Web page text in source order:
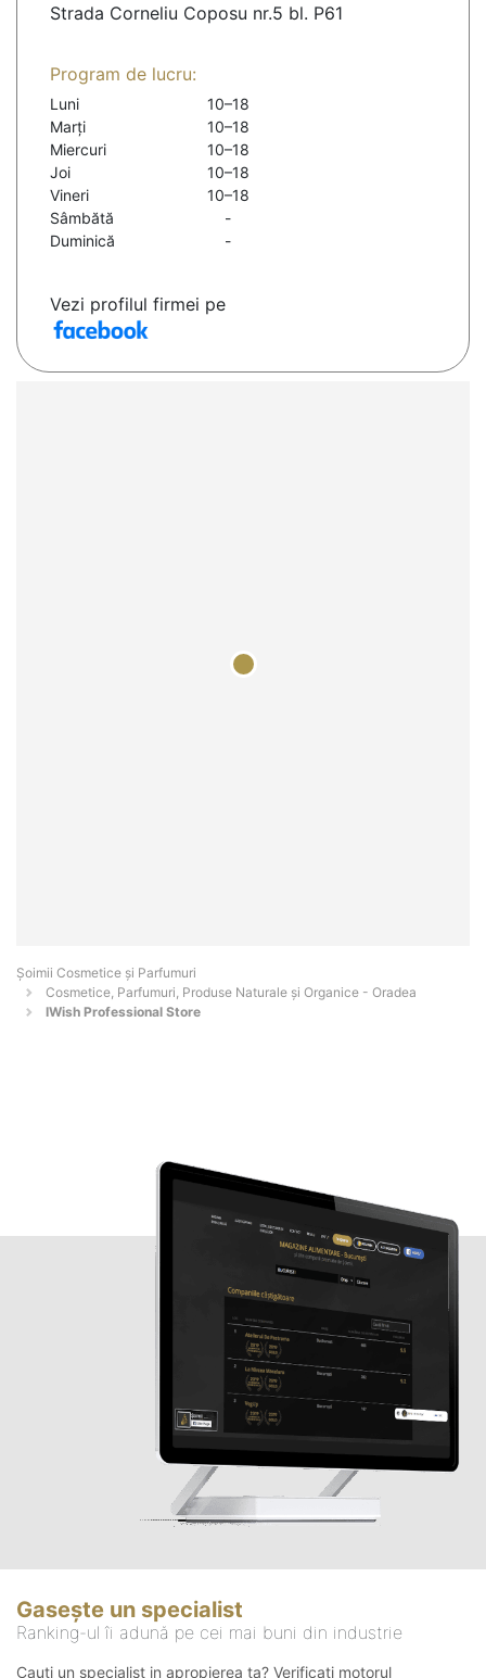
Strada Corneliu Coposu nr.5 bl. P61
Program de lucru:
Luni
10–18
Marți
10–18
Miercuri
10–18
Joi
10–18
Vineri
10–18
Sâmbătă
-
Duminică
-
Vezi profilul firmei pe
Șoimii Cosmetice și Parfumuri
Cosmetice, Parfumuri, Produse Naturale și Organice - Oradea
IWish Professional Store
Gasește un specialist
Ranking-ul îi adună pe cei mai buni din industrie
Cauți un specialist in apropierea ta? Verificați motorul